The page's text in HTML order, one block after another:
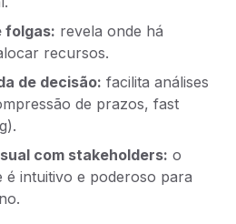
folgas: revela onde há
recursos.
de decisão: facilita análises
de prazos, fast
com stakeholders: o
é intuitivo e poderoso para